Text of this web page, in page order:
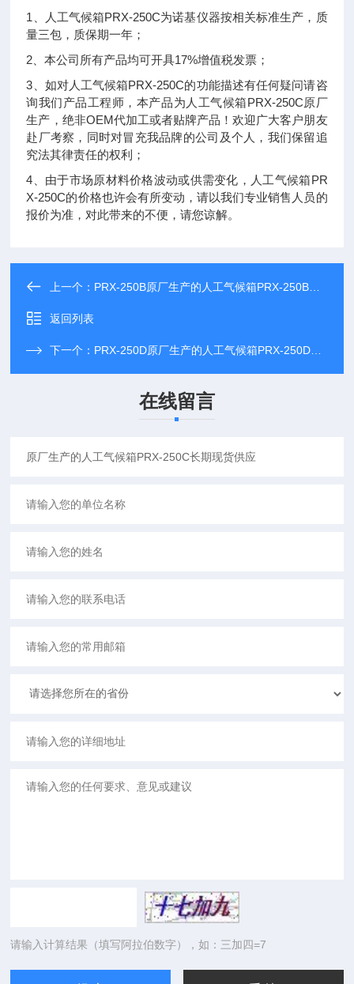
1、人工气候箱PRX-250C为诺基仪器按相关标准生产，质
量三包，质保期一年；
2、本公司所有产品均可开具17%增值税发票；
3、如对人工气候箱PRX-250C的功能描述有任何疑问请咨
询我们产品工程师，本产品为人工气候箱PRX-250C原厂
生产，绝非OEM代加工或者贴牌产品！欢迎广大客户朋友
赴厂考察，同时对冒充我品牌的公司及个人，我们保留追
究法其律责任的权利；
4、由于市场原材料价格波动或供需变化，人工气候箱PR
X-250C的价格也许会有所变动，请以我们专业销售人员的
报价为准，对此带来的不便，请您谅解。
上一个： PRX-250B原厂生产的人工气候箱PRX-250B长期现货供应
返回列表
下一个： PRX-250D原厂生产的人工气候箱PRX-250D长期现货供应
在线留言
请输入计算结果（填写阿拉伯数字），如：三加四=7